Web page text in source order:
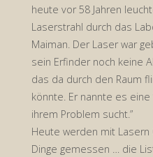
heute vor 58 Jahren
Laserstrahl durch das
Maiman. Der Laser war
sein Erfinder noch keine
das da durch den Raum
könnte. Er nannte es eine
ihrem Problem sucht.”
Heute werden mit
Dinge gemessen … die